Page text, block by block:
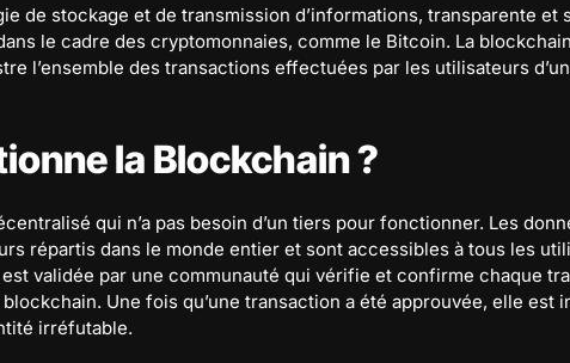
de stockage et de transmission d’informations, transparente et
le cadre des cryptomonnaies, comme le Bitcoin. La
l’ensemble des transactions effectuées par les utilisateurs
la Blockchain ?
qui n’a pas besoin d’un tiers pour fonctionner. Les
répartis dans le monde entier et sont accessibles à tous les
validée par une communauté qui vérifie et confirme chaque
blockchain. Une fois qu’une transaction a été approuvée, elle est
irréfutable.